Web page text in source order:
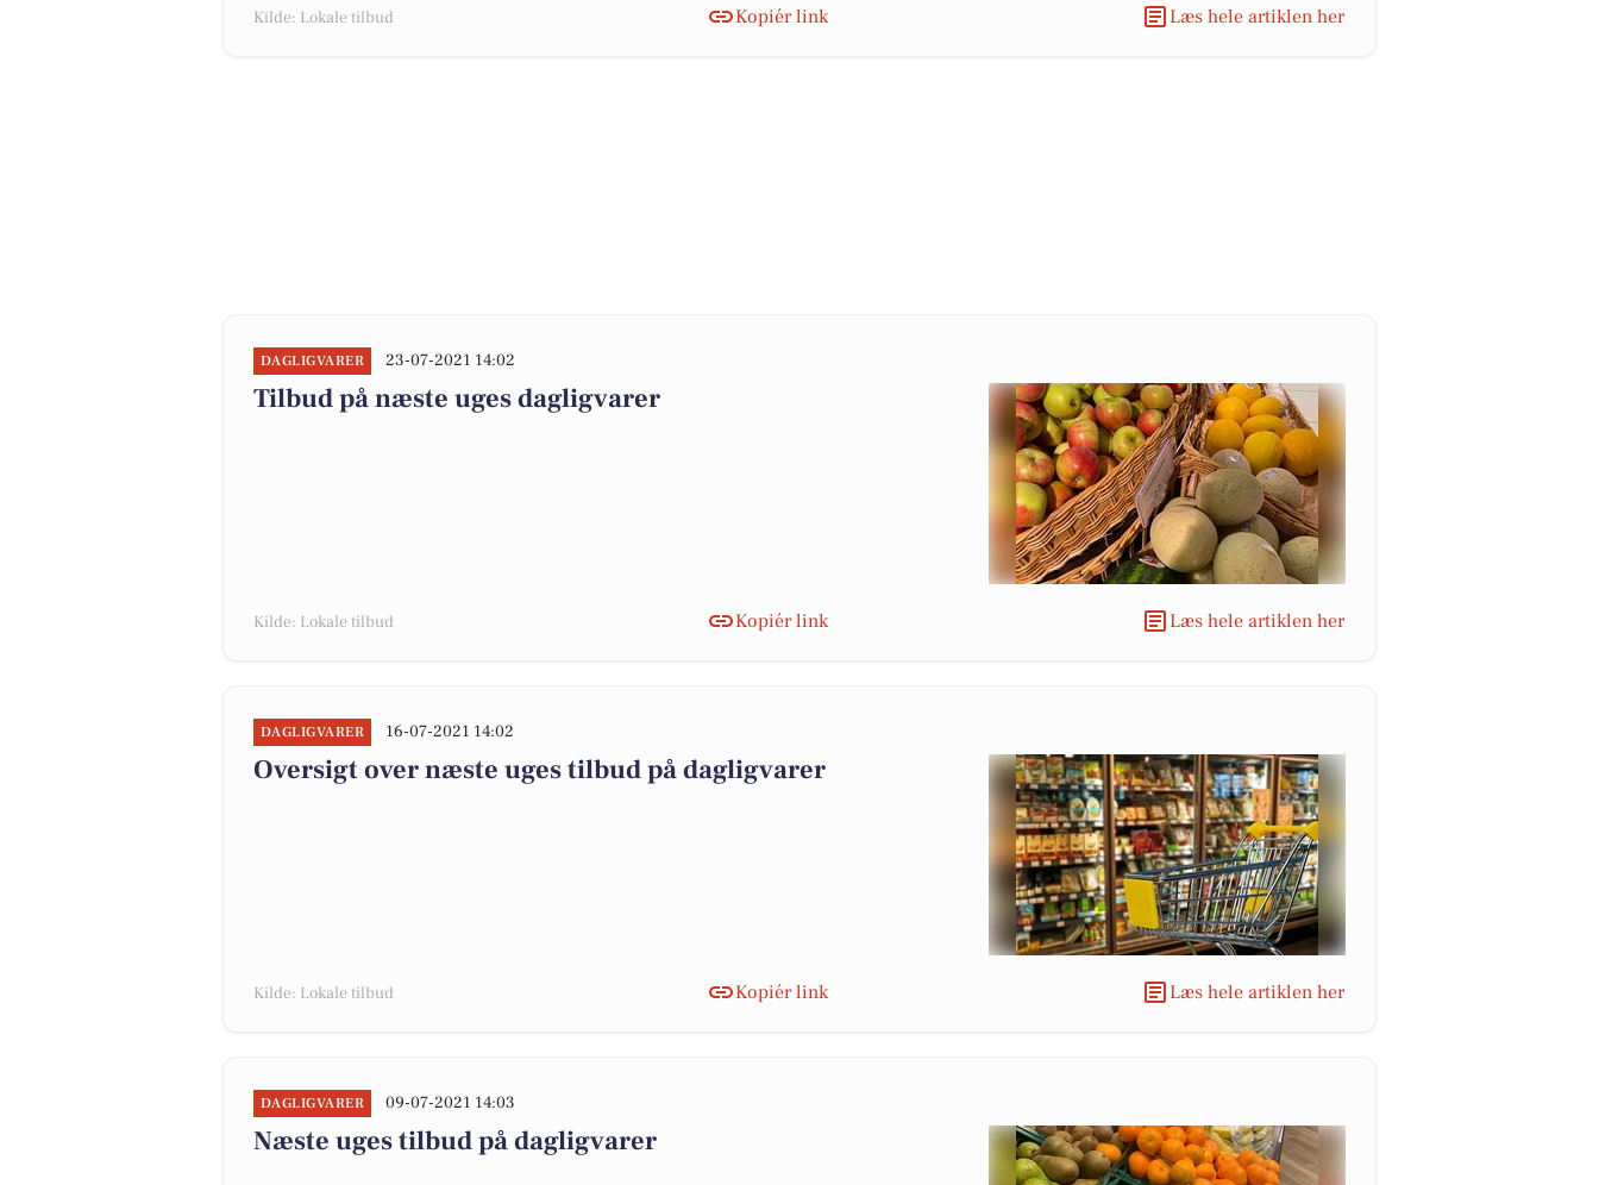
Kilde: Lokale tilbud Kopiér link Læs hele artiklen her
DAGLIGVARER 23-07-2021 14:02
Tilbud på næste uges dagligvarer
Kilde: Lokale tilbud Kopiér link Læs hele artiklen her
DAGLIGVARER 16-07-2021 14:02
Oversigt over næste uges tilbud på dagligvarer
Kilde: Lokale tilbud Kopiér link Læs hele artiklen her
DAGLIGVARER 09-07-2021 14:03
Næste uges tilbud på dagligvarer